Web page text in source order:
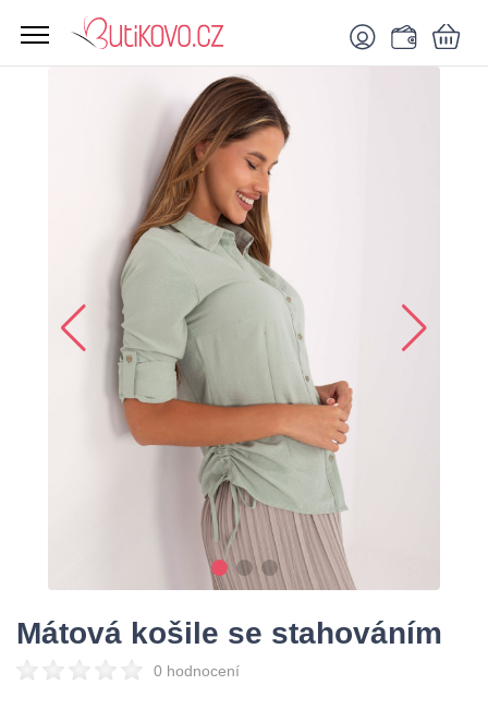
Mátová košile se stahováním
0 hodnocení